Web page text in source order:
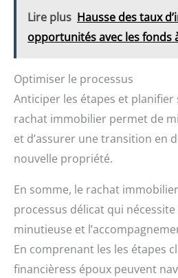
Lire plus Hausse des taux
opportunités avec les fonds
Optimiser le processus
Anticiper les étapes et planifier
rachat immobilier permet de
et d’assurer une transition en
nouvelle propriété.
En somme, le rachat
processus délicat qui
minutieuse et
En comprenant les les étapes
financièress époux peuvent